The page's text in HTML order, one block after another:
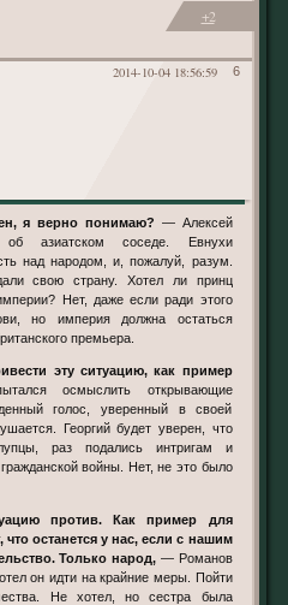
+2
6
2014-10-04 18:56:59
я верно понимаю? — Алексей
азиатском соседе. Евнухи
над народом, и, пожалуй, разум.
свою страну. Хотел ли принц
Нет, даже если ради этого
но империя должна остаться
премьера.
осмыслить открывающие
голос, уверенный в своей
Георгий будет уверен, что
раз подались интригам и
войны. Нет, не это было
останется у нас, если с нашим
Только народ, — Романов
он идти на крайние меры. Пойти
Не хотел, но сестра была